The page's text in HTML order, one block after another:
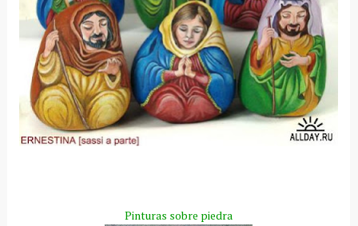
Pinturas sobre piedra